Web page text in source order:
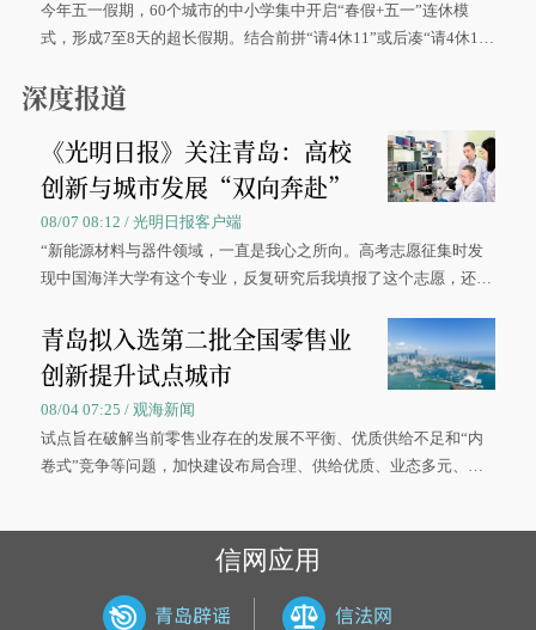
今年五一假期，60个城市的中小学集中开启“春假+五一”连休模
式，形成7至8天的超长假期。结合前拼“请4休11”或后凑“请4休1
深度报道
《光明日报》关注青岛：高校
创新与城市发展“双向奔赴”
08/07 08:12 / 光明日报客户端
“新能源材料与器件领域，一直是我心之所向。高考志愿征集时发
现中国海洋大学有这个专业，反复研究后我填报了这个志愿，还真
大学材料科学与工程学院材料类专业的录取通知书。
青岛拟入选第二批全国零售业
创新提升试点城市
08/04 07:25 / 观海新闻
试点旨在破解当前零售业存在的发展不平衡、优质供给不足和“内
卷式”竞争等问题，加快建设布局合理、供给优质、业态多元、智
信网应用